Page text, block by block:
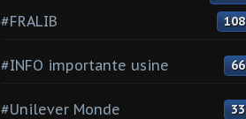
#FRALIB 108
#INFO importante usine 66
#Unilever Monde 33